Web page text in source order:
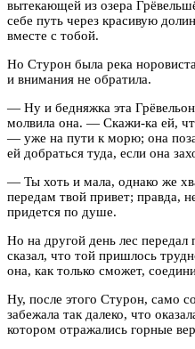
вытекающей из озера
себе путь через красивую
вместе с тобой.
Но Стурон была река
и внимания не обратила.
— Ну и бедняжка эта
молвила она. — Скажи-ка ей,
— уже на пути к морю; она
ей добраться туда, если она
— Ты хоть и мала, однако же
передам твой привет; правда,
придется по душе.
Но на другой день лес передал
сказал, что той пришлось
она, как только сможет,
Ну, после этого Стурон, само
забежала так далеко, что
котором отражались горные